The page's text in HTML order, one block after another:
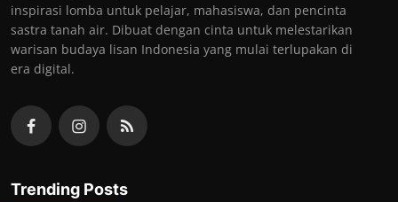
inspirasi lomba untuk pelajar, mahasiswa, dan pencinta
sastra tanah air. Dibuat dengan cinta untuk melestarikan
warisan budaya lisan Indonesia yang mulai terlupakan di
era digital.
Trending Posts